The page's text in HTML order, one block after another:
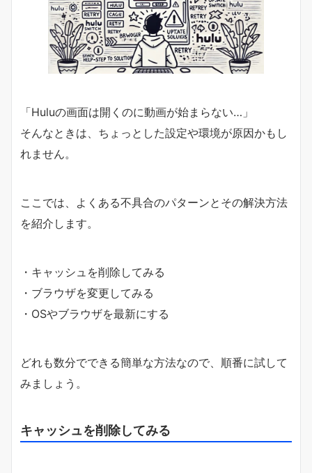
「Huluの画面は開くのに動画が始まらない…」
そんなときは、ちょっとした設定や環境が原因かもし
れません。
ここでは、よくある不具合のパターンとその解決方法
を紹介します。
・キャッシュを削除してみる
・ブラウザを変更してみる
・OSやブラウザを最新にする
どれも数分でできる簡単な方法なので、順番に試して
みましょう。
キャッシュを削除してみる